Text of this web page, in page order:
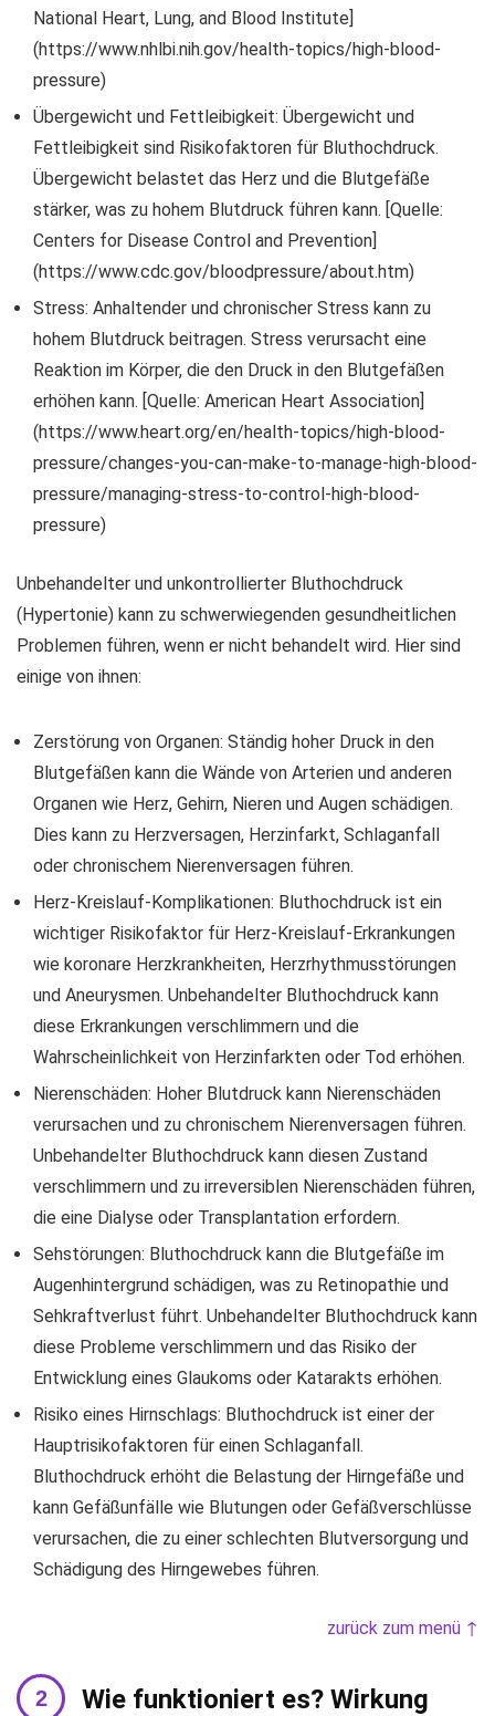
National Heart, Lung, and Blood Institute]
(https://www.nhlbi.nih.gov/health-topics/high-blood-
pressure)
Übergewicht und Fettleibigkeit: Übergewicht und
Fettleibigkeit sind Risikofaktoren für Bluthochdruck.
Übergewicht belastet das Herz und die Blutgefäße
stärker, was zu hohem Blutdruck führen kann. [Quelle:
Centers for Disease Control and Prevention]
(https://www.cdc.gov/bloodpressure/about.htm)
Stress: Anhaltender und chronischer Stress kann zu
hohem Blutdruck beitragen. Stress verursacht eine
Reaktion im Körper, die den Druck in den Blutgefäßen
erhöhen kann. [Quelle: American Heart Association]
(https://www.heart.org/en/health-topics/high-blood-
pressure/changes-you-can-make-to-manage-high-blood-
pressure/managing-stress-to-control-high-blood-
pressure)
Unbehandelter und unkontrollierter Bluthochdruck
(Hypertonie) kann zu schwerwiegenden gesundheitlichen
Problemen führen, wenn er nicht behandelt wird. Hier sind
einige von ihnen:
Zerstörung von Organen: Ständig hoher Druck in den
Blutgefäßen kann die Wände von Arterien und anderen
Organen wie Herz, Gehirn, Nieren und Augen schädigen.
Dies kann zu Herzversagen, Herzinfarkt, Schlaganfall
oder chronischem Nierenversagen führen.
Herz-Kreislauf-Komplikationen: Bluthochdruck ist ein
wichtiger Risikofaktor für Herz-Kreislauf-Erkrankungen
wie koronare Herzkrankheiten, Herzrhythmusstörungen
und Aneurysmen. Unbehandelter Bluthochdruck kann
diese Erkrankungen verschlimmern und die
Wahrscheinlichkeit von Herzinfarkten oder Tod erhöhen.
Nierenschäden: Hoher Blutdruck kann Nierenschäden
verursachen und zu chronischem Nierenversagen führen.
Unbehandelter Bluthochdruck kann diesen Zustand
verschlimmern und zu irreversiblen Nierenschäden führen,
die eine Dialyse oder Transplantation erfordern.
Sehstörungen: Bluthochdruck kann die Blutgefäße im
Augenhintergrund schädigen, was zu Retinopathie und
Sehkraftverlust führt. Unbehandelter Bluthochdruck kann
diese Probleme verschlimmern und das Risiko der
Entwicklung eines Glaukoms oder Katarakts erhöhen.
Risiko eines Hirnschlags: Bluthochdruck ist einer der
Hauptrisikofaktoren für einen Schlaganfall.
Bluthochdruck erhöht die Belastung der Hirngefäße und
kann Gefäßunfälle wie Blutungen oder Gefäßverschlüsse
verursachen, die zu einer schlechten Blutversorgung und
Schädigung des Hirngewebes führen.
zurück zum menü ↑
Wie funktioniert es? Wirkung